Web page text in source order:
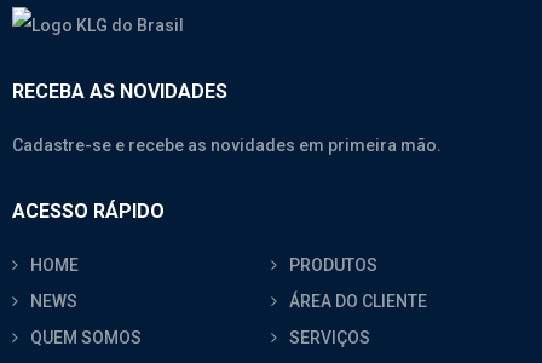
RECEBA AS NOVIDADES
Cadastre-se e recebe as novidades em primeira mão.
ACESSO RÁPIDO
HOME
PRODUTOS
NEWS
ÁREA DO CLIENTE
QUEM SOMOS
SERVIÇOS